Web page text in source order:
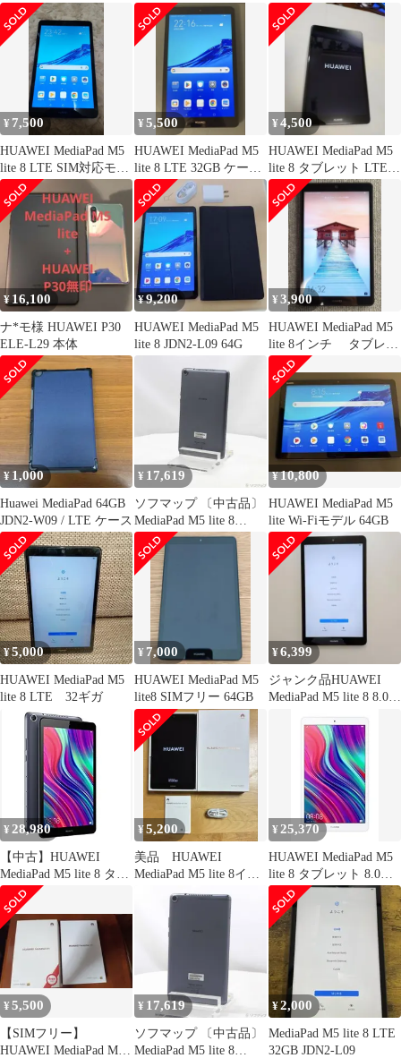
M5 lite 8 タブレット 8.0
インチ LTEモデル
RAM3GB/ROM32GB
5100mAh 【日本正規代
理店品】
64GB スペースグレイ
M5LITE8LTE64G SIM
フリー【305】
¥ 7,500
HUAWEI MediaPad M5
lite 8 LTE SIM対応モデ
ル
¥5,500
HUAWEI MediaPad M5
lite 8 LTE 32GB ケース
付
¥4,500
HUAWEI MediaPad M5
lite 8 タブレット LTEモ
デル
¥ 16,100
ナ*モ様 HUAWEI P30
ELE-L29 本体
¥9,200
HUAWEI MediaPad M5
lite 8 JDN2-L09 64G
¥3,900
HUAWEI MediaPad M5
lite 8インチ タブレッ
ト
¥ 1,000
Huawei MediaPad 64GB
JDN2-W09 / LTE ケース
¥ 17,619
ソフマップ 〔中古品〕
MediaPad M5 lite 8
64GB スペースグレイ
M5LITE8LTE64G SIM
フリー【276】
¥10,800
HUAWEI MediaPad M5
lite Wi-Fiモデル 64GB
¥5,000
HUAWEI MediaPad M5
lite 8 LTE 32ギガ
¥ 7,000
HUAWEI MediaPad M5
lite8 SIMフリー 64GB
¥6,399
ジャンク品HUAWEI
MediaPad M5 lite 8 8.0イ
¥ 28,980
【中古】HUAWEI
MediaPad M5 lite 8 タブ
レット 8.0インチ LTE
モデル
RAM3GB/ROM32GB
5100mAh 【日本正規代
理店品】
¥5,200
美品 HUAWEI
MediaPad M5 lite 8イン
チ Wi-Fiモデル
¥ 25,370
HUAWEI MediaPad M5
lite 8 タブレット 8.0イ
ンチ Wi-Fiモデル
RAM4GB/ROM64GB シ
ャンパンゴールド
¥5,500
【SIMフリー】
HUAWEI MediaPad M5
¥ 17,619
ソフマップ 〔中古品〕
MediaPad M5 lite 8
¥2,000
MediaPad M5 lite 8 LTE
32GB JDN2-L09